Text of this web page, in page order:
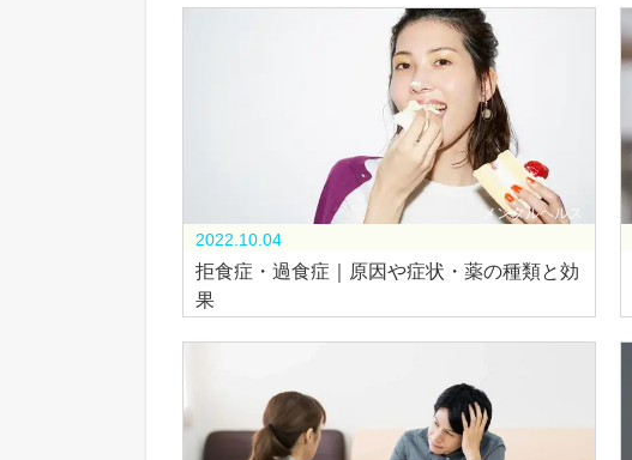
メンタルヘルス
2022.10.04
拒食症・過食症｜原因や症状・薬の種類と効
果